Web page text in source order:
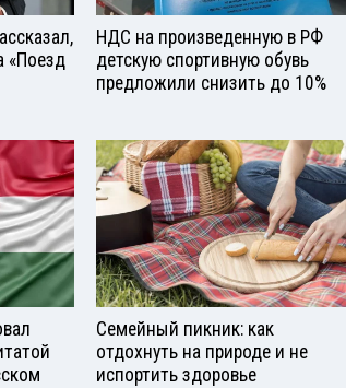
«Поезд
НДС на произведенную в РФ
детскую спортивную обувь
предложили снизить до 10%
Семейный пикник: как
отдохнуть на природе и не
испортить здоровье